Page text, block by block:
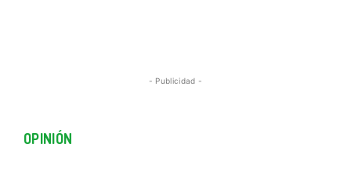
- Publicidad -
OPINIÓN